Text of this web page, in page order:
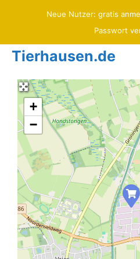
Neue Nutzer: gratis
Passwort
Tierhausen.de
+
−